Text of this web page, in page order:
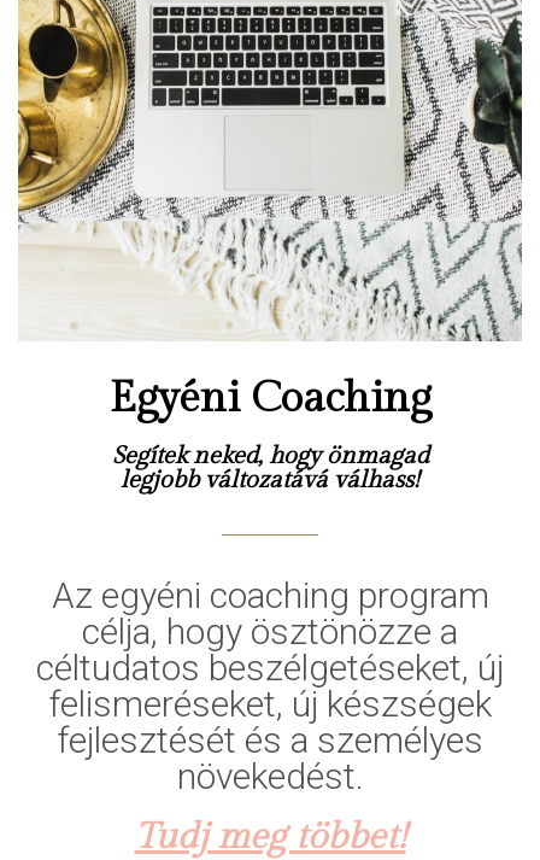
Egyéni Coaching
Segítek neked, hogy önmagad
legjobb változatává válhass!
Az egyéni coaching program
célja, hogy ösztönözze a
céltudatos beszélgetéseket, új
felismeréseket, új készségek
fejlesztését és a személyes
növekedést.
Tudj meg többet!